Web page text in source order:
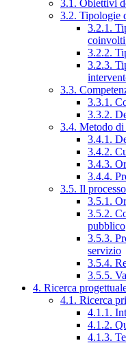
3.1. Obiettivi
3.2. Tipologie
3.2.1.
3.2.2.
3.2.3.
3.3.
3.3.1.
3.3.2.
3.4. Metodo
3.4.1.
3.4.2.
3.4.3.
3.4.4.
3.5. Il
3.5.1.
3.5.2.
pubblico
3.5.3.
servizio
3.5.4.
3.5.5.
4. Ricerca
4.1. Ricerca
4.1.1.
4.1.2.
4.1.3.